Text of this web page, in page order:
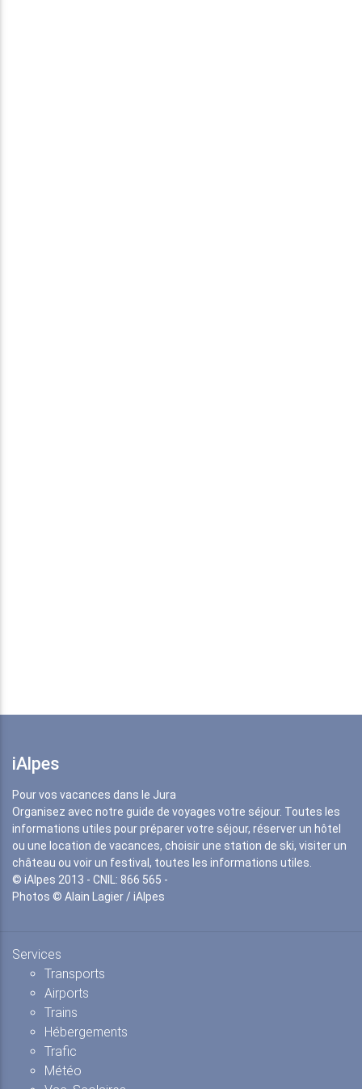
iAlpes
Pour vos vacances dans le Jura
Organisez avec notre guide de voyages votre séjour. Toutes les
informations utiles pour préparer votre séjour, réserver un hôtel
ou une location de vacances, choisir une station de ski, visiter un
château ou voir un festival, toutes les informations utiles.
© iAlpes 2013 - CNIL: 866 565 -
Photos © Alain Lagier / iAlpes
Services
Transports
Airports
Trains
Hébergements
Trafic
Météo